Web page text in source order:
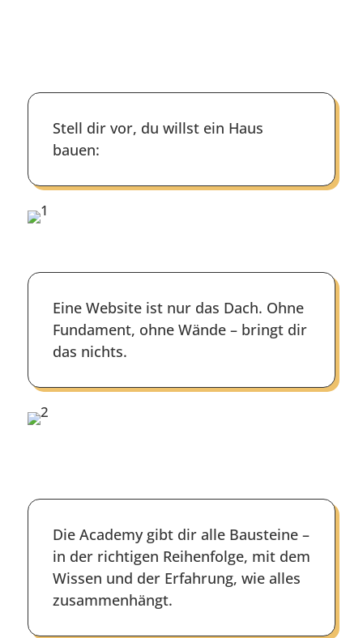
Stell dir vor, du willst ein Haus
bauen:
Eine Website ist nur das Dach. Ohne
Fundament, ohne Wände – bringt dir
das nichts.
Die Academy gibt dir alle Bausteine –
in der richtigen Reihenfolge, mit dem
Wissen und der Erfahrung, wie alles
zusammenhängt.